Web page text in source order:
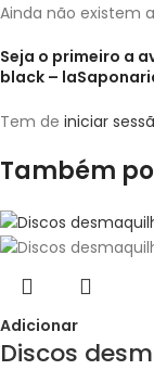
Ainda não existem
Seja o primeiro a
black –
Tem de iniciar
Também
Adicionar
Discos